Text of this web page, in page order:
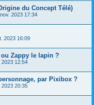
du Concept Télé)
2023 17:34
2023 16:09
Zappy le lapin ?
2023 12:54
par Pixibox ?
2023 20:35